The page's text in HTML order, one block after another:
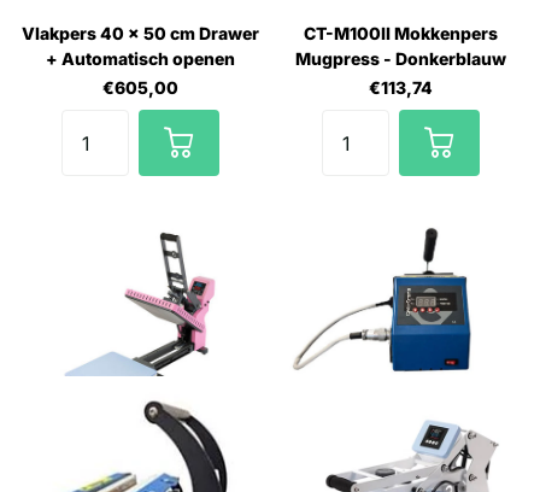
Vlakpers 40 x 50 cm Drawer
+ Automatisch openen
€605,00
CT-M100II Mokkenpers
Mugpress - Donkerblauw
€113,74